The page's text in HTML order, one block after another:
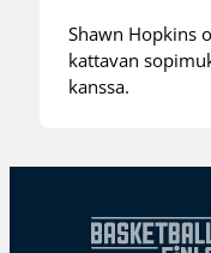
Shawn Hopkins
kattavan
kanssa.